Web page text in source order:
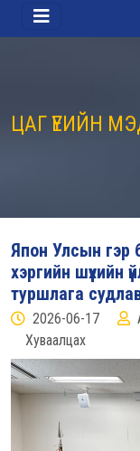
ЦАГ ҮЕИЙН
Япон Улсын гэр
хэргийн
туршлага
2026-06-17
Хуваалцах